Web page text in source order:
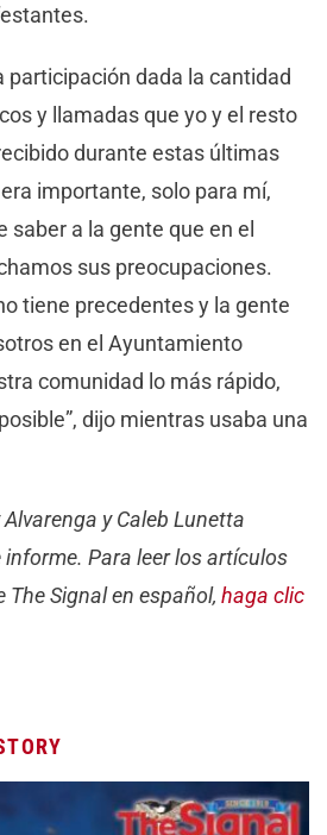
participación dada la cantidad
y llamadas que yo y el resto
durante estas últimas
importante, solo para mí,
a la gente que en el
sus preocupaciones.
tiene precedentes y la gente
en el Ayuntamiento
comunidad lo más rápido,
dijo mientras usaba una
y Caleb Lunetta
Para leer los artículos
Signal en español, haga clic